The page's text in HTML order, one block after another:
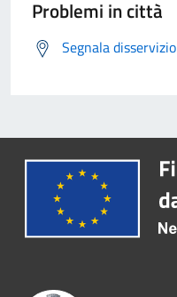
Problemi in città
Segnala disservizio